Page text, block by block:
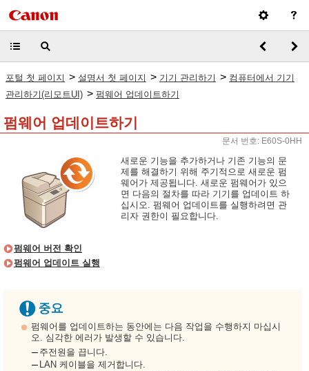
포털 첫 페이지 > 설명서 첫 페이지 > 기기 관리하기 > 컴퓨터에서 기기
관리하기(리모트UI) > 펌웨어 업데이트하기
펌웨어 업데이트하기
문서 번호: E60S-0HH
새로운 기능을 추가하거나 기존 기능의 문
제를 해결하기 위해 주기적으로 새로운 펌
웨어가 제공됩니다. 새로운 펌웨어가 있으
면 다음의 절차를 따라 기기를 업데이트 하
십시오. 펌웨어 업데이트를 실행하려면 관
리자 권한이 필요합니다.
펌웨어 버전 확인
펌웨어 업데이트 실행
펌웨어를 업데이트하는 동안에는 다음 작업을 수행하지 마십시
오. 심각한 에러가 발생할 수 있습니다.
주전원을 끕니다.
LAN 케이블을 제거합니다.